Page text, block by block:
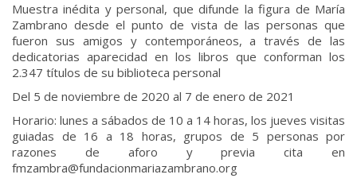
Muestra inédita y personal, que difunde la figura de María
Zambrano desde el punto de vista de las personas que
fueron sus amigos y contemporáneos, a través de las
dedicatorias aparecidad en los libros que conforman los
2.347 títulos de su biblioteca personal
Del 5 de noviembre de 2020 al 7 de enero de 2021
Horario: lunes a sábados de 10 a 14 horas, los jueves visitas
guiadas de 16 a 18 horas, grupos de 5 personas por
razones de aforo y previa cita en
fmzambra@fundacionmariazambrano.org